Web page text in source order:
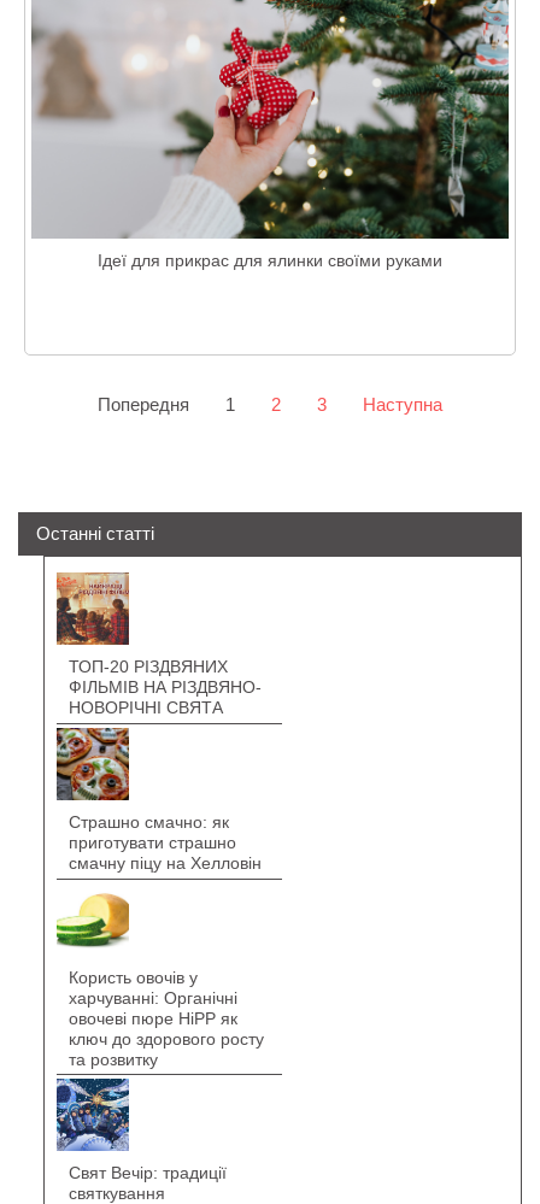
Ідеї для прикрас для ялинки своїми руками
Попередня 1 2 3 Наступна
Останні статті
ТОП-20 РІЗДВЯНИХ
ФІЛЬМІВ НА РІЗДВЯНО-
НОВОРІЧНІ СВЯТА
Страшно смачно: як
приготувати страшно
смачну піцу на Хелловін
Користь овочів у
харчуванні: Органічні
овочеві пюре HiPP як
ключ до здорового росту
та розвитку
Свят Вечір: традиції
святкування